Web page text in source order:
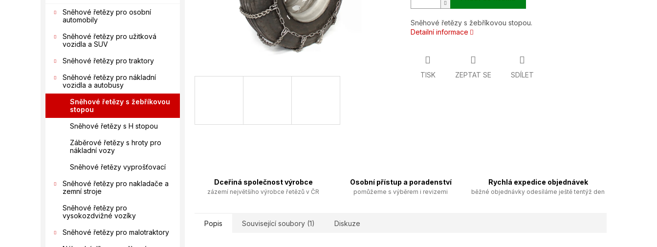
Sněhové řetězy pro osobní
automobily
Sněhové řetězy pro užitková
vozidla a SUV
Sněhové řetězy pro traktory
Sněhové řetězy pro nákladní
vozidla a autobusy
Sněhové řetězy s žebříkovou
stopou
Sněhové řetězy s H stopou
Záběrové řetězy s hroty pro
nákladní vozy
Sněhové řetězy vyprošťovací
Sněhové řetězy pro nakladače a
zemní stroje
Sněhové řetězy pro
vysokozdvižné vozíky
Sněhové řetězy pro malotraktory
Sněhové řetězy s žebříkovou stopou.
Detailní informace
TISK ZEPTAT SE SDÍLET
Dceřiná společnost výrobce
zázemí největšího výrobce řetězů v ČR
Osobní přístup a poradenství
pomůžeme s výběrem i revizemi
Rychlá expedice objednávek
běžné objednávky odesíláme ještě tentýž den
Popis Související soubory (1) Diskuze